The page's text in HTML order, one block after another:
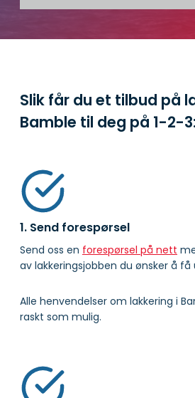
Slik får du et tilbud på
Bamble til deg på 1-2-3:
1. Send forespørsel
Send oss en forespørsel på nett
av lakkeringsjobben du ønsker å
Alle henvendelser om lakkering i
raskt som mulig.